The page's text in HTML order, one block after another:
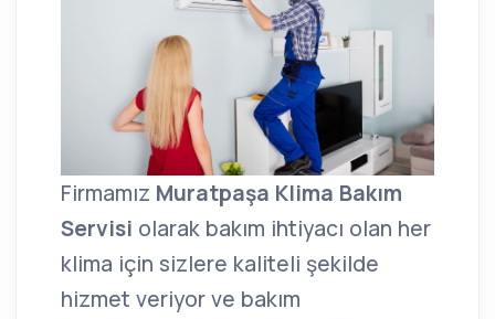
Firmamız Muratpaşa Klima Bakım
Servisi olarak bakım ihtiyacı olan her
klima için sizlere kaliteli şekilde
hizmet veriyor ve bakım